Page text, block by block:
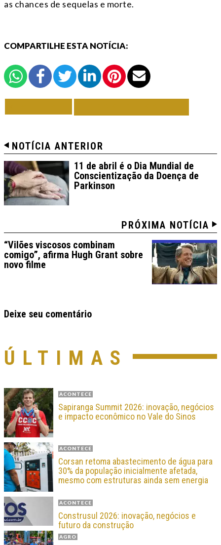
as chances de sequelas e morte.
COMPARTILHE ESTA NOTÍCIA:
NOTÍCIA ANTERIOR
11 de abril é o Dia Mundial de
Conscientização da Doença de
Parkinson
PRÓXIMA NOTÍCIA
“Vilões viscosos combinam
comigo”, afirma Hugh Grant sobre
novo filme
Deixe seu comentário
ÚLTIMAS
ACONTECE
Sapiranga Summit 2026: inovação, negócios
e impacto econômico no Vale do Sinos
ACONTECE
Corsan retoma abastecimento de água para
30% da população inicialmente afetada,
mesmo com estruturas ainda sem energia
ACONTECE
Construsul 2026: inovação, negócios e
futuro da construção
AGRO